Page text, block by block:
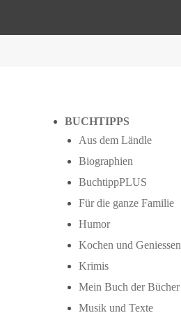
BUCHTIPPS
Aus dem Ländle
Biographien
BuchtippPLUS
Für die ganze Familie
Humor
Kochen und Geniessen
Krimis
Mein Buch der Bücher
Musik und Texte